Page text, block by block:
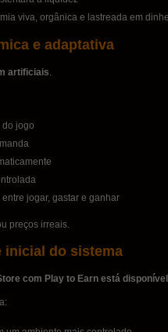
viva, orgânica e lastreada em
e adaptativa
artificiais.
jogo
jogar, gastar e ganhar
preços irreais.
inicial do sistema
com Play to Earn está